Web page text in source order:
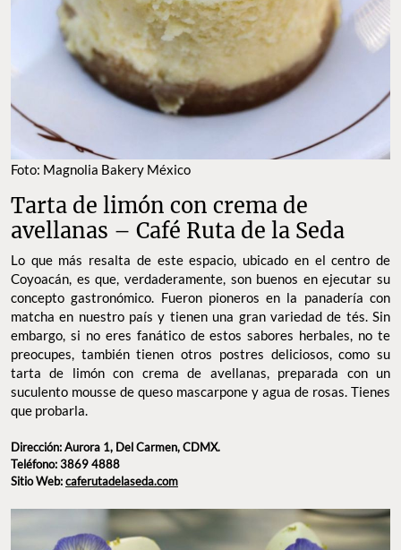
Foto: Magnolia Bakery México
Tarta de limón con crema de
avellanas – Café Ruta de la Seda
Lo que más resalta de este espacio, ubicado en el centro de
Coyoacán, es que, verdaderamente, son buenos en ejecutar su
concepto gastronómico. Fueron pioneros en la panadería con
matcha en nuestro país y tienen una gran variedad de tés. Sin
embargo, si no eres fanático de estos sabores herbales, no te
preocupes, también tienen otros postres deliciosos, como su
tarta de limón con crema de avellanas, preparada con un
suculento mousse de queso mascarpone y agua de rosas. Tienes
que probarla.
Dirección: Aurora 1, Del Carmen, CDMX.
Teléfono: 3869 4888
Sitio Web:caferutadelaseda.com